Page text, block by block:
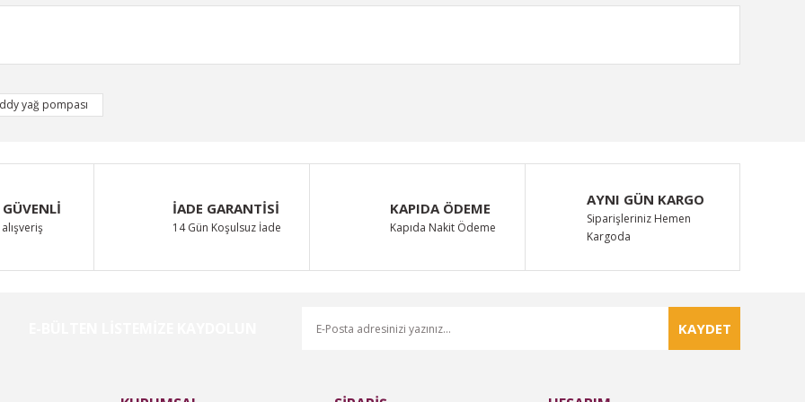
konularda yetersiz gördüğünüz noktaları öneri formunu kullanarak tarafımıza iletebilirsiniz.
yağ pompası
İADE GARANTİSİ
14 Gün Koşulsuz İade
KAPIDA ÖDEME
Kapıda Nakit Ödeme
AYNI GÜN KARGO
Siparişleriniz Hemen
Kargoda
KAYDET